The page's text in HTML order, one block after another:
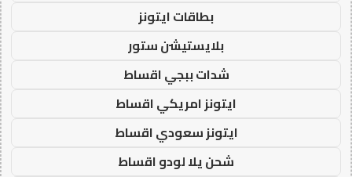
بطاقات ايتونز
بلايستيشن ستور
شدات ببجي اقساط
ايتونز امريكي اقساط
ايتونز سعودي اقساط
شحن يلا لودو اقساط